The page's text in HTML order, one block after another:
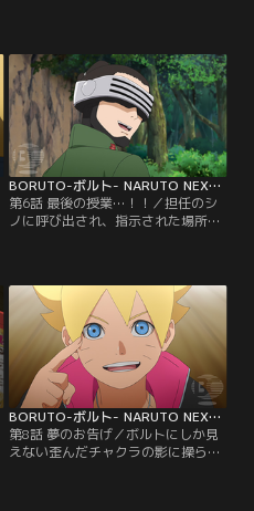
向かうボルトたち男子チームだが、
途中に仕掛けられたトラップや、う
ちはサラダ、秋道（あきみち）チョ
ウチョウを中心とした女子チームに
行く手を阻まれ大苦戦する…。【提
供：バンダイチャンネル】
BORUTO-ボルト- NARUTO NEXT GENERATIONS 第006話
第6話 最後の授業…！！／担任のシ
ノに呼び出され、指示された場所ま
んな三人に突然シノが襲い掛かる！
蟲（むし）を使った術を得意とする
油女一族のシノは、「奇壊蟲（きか
いちゅう）」を放ち容赦ない攻撃を
仕掛けてくる…。【提供：バンダイ
チャンネル】
BORUTO-ボルト- NARUTO NEXT GENERATIONS 第008話
第8話 夢のお告げ／ボルトにしか見
えない歪んだチャクラの影に操ら